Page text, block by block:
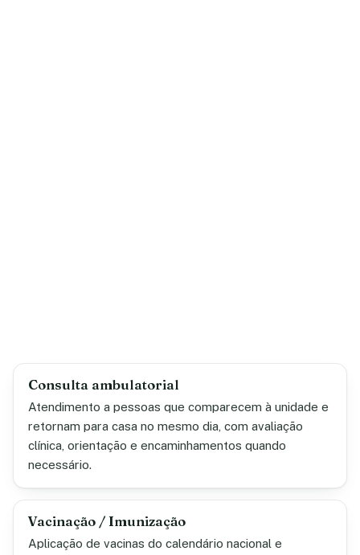
Consulta ambulatorial
Atendimento a pessoas que comparecem à unidade e
retornam para casa no mesmo dia, com avaliação
clínica, orientação e encaminhamentos quando
necessário.
Vacinação / Imunização
Aplicação de vacinas do calendário nacional e